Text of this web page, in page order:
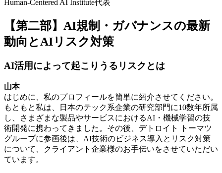
Human-Centered AI Institute代表
【第二部】AI規制・ガバナンスの最新
動向とAIリスク対策
AI活用によって起こりうるリスクとは
山本
はじめに、私のプロフィールを簡単に紹介させてください。
もともと私は、日本のテック系企業の研究部門に10数年所属
し、さまざまな製品やサービスにおけるAI・機械学習の技
術開発に携わってきました。その後、デトロイト トーマツ
グループに参画後は、AI技術のビジネス導入とリスク対策
について、クライアント企業様のお手伝いをさせていただい
ています。